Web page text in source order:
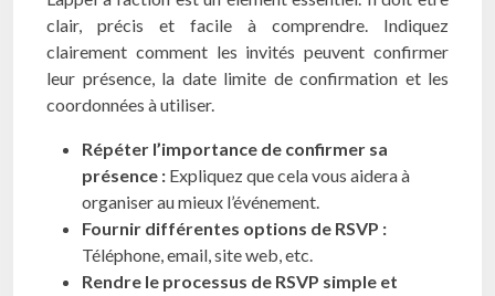
clair, précis et facile à comprendre. Indiquez
clairement comment les invités peuvent confirmer
leur présence, la date limite de confirmation et les
coordonnées à utiliser.
Répéter l’importance de confirmer sa
présence : Expliquez que cela vous aidera à
organiser au mieux l’événement.
Fournir différentes options de RSVP :
Téléphone, email, site web, etc.
Rendre le processus de RSVP simple et